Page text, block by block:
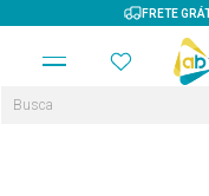
FRETE